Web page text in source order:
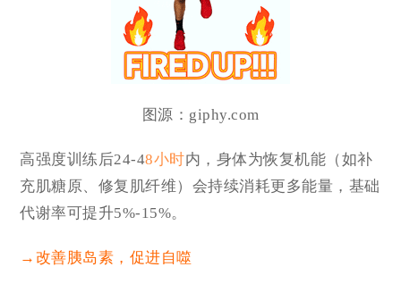
图源：giphy.com
高强度训练 后24-48小时内，身体为恢复机能（如补
充肌糖原、修复肌纤维）会持续消耗更多能量，基础
代谢率可提升5%-15%。
→改善胰岛素，促进自噬